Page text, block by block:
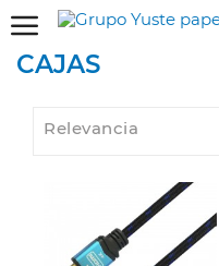
CAJAS
Relevancia